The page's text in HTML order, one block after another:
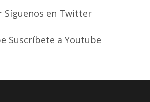
Síguenos en Twitter
Suscríbete a Youtube